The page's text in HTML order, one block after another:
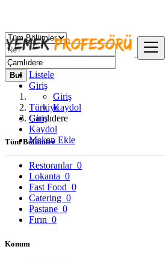
Listele
Giriş
Giriş
Kaydol
Giriş
Kaydol
Mekan Ekle
Bul
Türkiye
Çamlıdere
Tüm Bölümler
Restoranlar 0
Lokanta 0
Fast Food 0
Catering 0
Pastane 0
Fırın 0
Konum